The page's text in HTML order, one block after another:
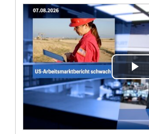
Play
Video